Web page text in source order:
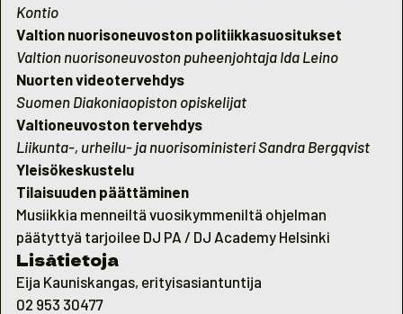
Kontio
Valtion nuorisoneuvoston politiikkasuositukset
Valtion nuorisoneuvoston puheenjohtaja Ida Leino
Nuorten videotervehdys
Suomen Diakoniaopiston opiskelijat
Valtioneuvoston tervehdys
Liikunta-, urheilu- ja nuorisoministeri Sandra Bergqvist
Yleisökeskustelu
Tilaisuuden päättäminen
Musiikkia menneiltä vuosikymmeniltä ohjelman
päätyttyä tarjoilee DJ PA / DJ Academy Helsinki
Lisätietoja
Eija Kauniskangas, erityisasiantuntija
02 953 30477